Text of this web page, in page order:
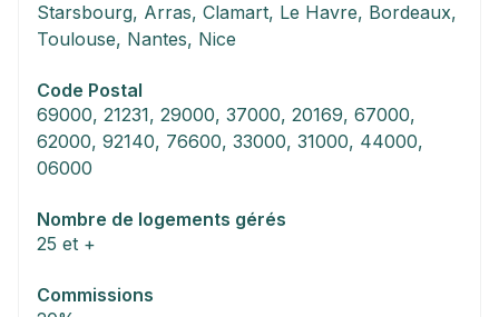
Starsbourg, Arras, Clamart, Le Havre, Bordeaux,
Toulouse, Nantes, Nice
Code Postal
69000, 21231, 29000, 37000, 20169, 67000,
62000, 92140, 76600, 33000, 31000, 44000,
06000
Nombre de logements gérés
25 et +
Commissions